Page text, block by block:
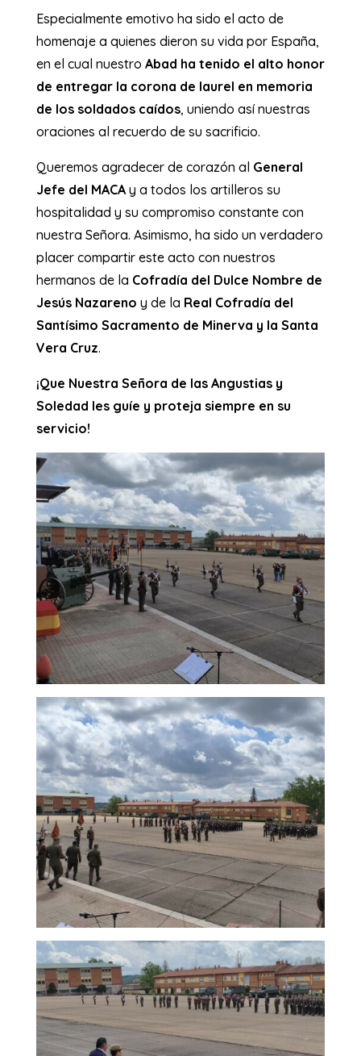
Especialmente emotivo ha sido el acto de
homenaje a quienes dieron su vida por España,
en el cual nuestro Abad ha tenido el alto honor
de entregar la corona de laurel en memoria
de los soldados caídos, uniendo así nuestras
oraciones al recuerdo de su sacrificio.
Queremos agradecer de corazón al General
Jefe del MACAy a todos los artilleros su
hospitalidad y su compromiso constante con
nuestra Señora. Asimismo, ha sido un verdadero
placer compartir este acto con nuestros
hermanos de la Cofradía del Dulce Nombre de
Jesús Nazareno y de la Real Cofradía del
Santísimo Sacramento de Minerva y la Santa
Vera Cruz.
¡Que Nuestra Señora de las Angustias y
Soledad les guíe y proteja siempre en su
servicio!